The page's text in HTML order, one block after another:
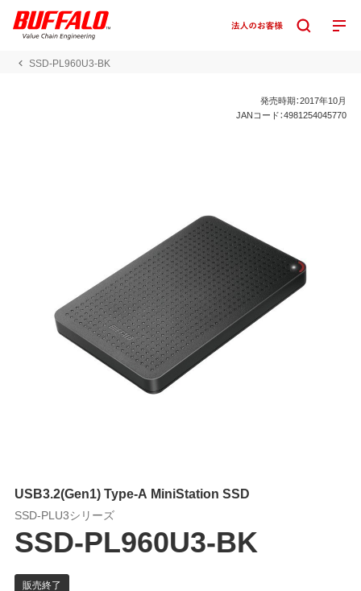
SSD-PL960U3-BK
発売時期：2017年10月
JANコード：4981254045770
USB3.2(Gen1) Type-A MiniStation SSD
SSD-PLU3シリーズ
SSD-PL960U3-BK